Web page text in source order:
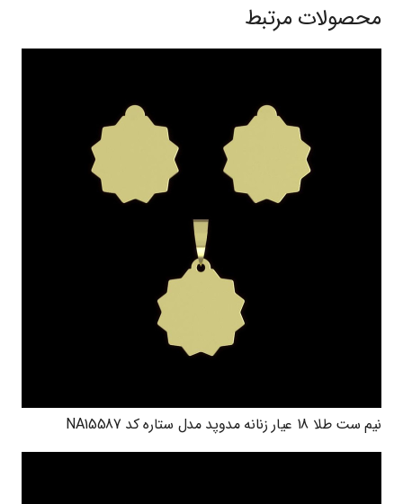
محصولات مرتبط
نیم ست طلا 18 عیار زنانه مدوپد مدل ستاره کد NA15587